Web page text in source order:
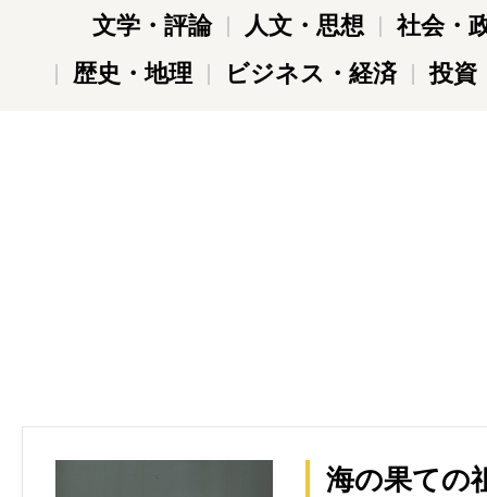
文学・評論 人文・思想
社会・
歴史・地理
ビジネス・経済 投資
海の果ての